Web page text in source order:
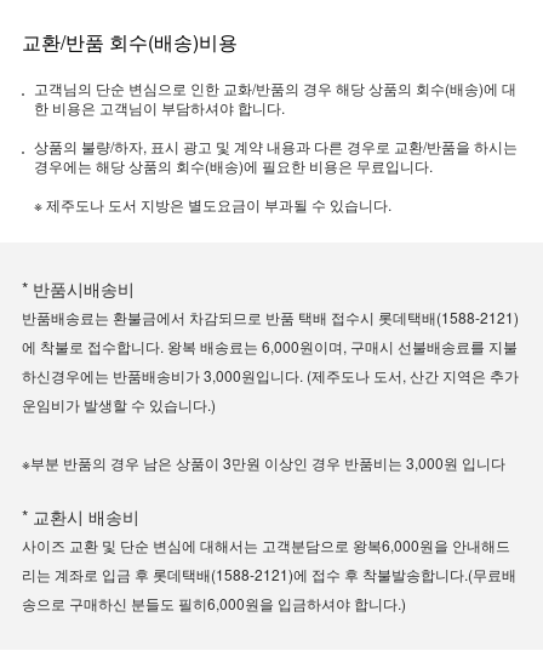
교환/반품 회수(배송)비용
고객님의 단순 변심으로 인한 교화/반품의 경우 해당 상품의 회수(배송)에 대
한 비용은 고객님이 부담하셔야 합니다.
상품의 불량/하자, 표시 광고 및 계약 내용과 다른 경우로 교환/반품을 하시는
경우에는 해당 상품의 회수(배송)에 필요한 비용은 무료입니다.
※ 제주도나 도서 지방은 별도요금이 부과될 수 있습니다.
* 반품시배송비
반품배송료는 환불금에서 차감되므로 반품 택배 접수시 롯데택배(1588-2121)
에 착불로 접수합니다. 왕복 배송료는 6,000원이며, 구매시 선불배송료를 지불
하신경우에는 반품배송비가 3,000원입니다. (제주도나 도서, 산간 지역은 추가
운임비가 발생할 수 있습니다.)
※부분 반품의 경우 남은 상품이 3만원 이상인 경우 반품비는 3,000원 입니다
* 교환시 배송비
사이즈 교환 및 단순 변심에 대해서는 고객분담으로 왕복6,000원을 안내해드
리는 계좌로 입금 후 롯데택배(1588-2121)에 접수 후 착불발송합니다.(무료배
송으로 구매하신 분들도 필히6,000원을 입금하셔야 합니다.)